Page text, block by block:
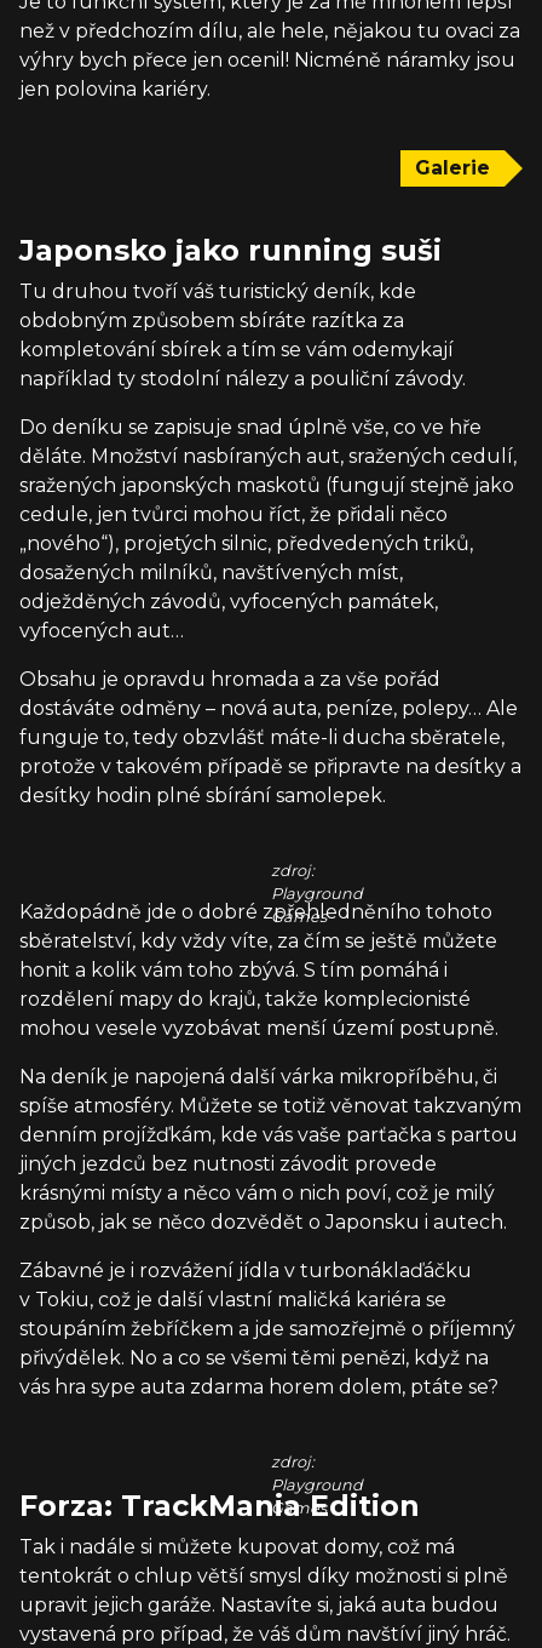
než v předchozím dílu, ale hele, nějakou tu ovaci za
výhry bych přece jen ocenil! Nicméně náramky jsou
jen polovina kariéry.
Galerie
Japonsko jako running suši
Tu druhou tvoří váš turistický deník, kde
obdobným způsobem sbíráte razítka za
kompletování sbírek a tím se vám odemykají
například ty stodolní nálezy a pouliční závody.
Do deníku se zapisuje snad úplně vše, co ve hře
děláte. Množství nasbíraných aut, sražených cedulí,
sražených japonských maskotů (fungují stejně jako
cedule, jen tvůrci mohou říct, že přidali něco
„nového“), projetých silnic, předvedených triků,
dosažených milníků, navštívených míst,
odježděných závodů, vyfocených památek,
vyfocených aut…
Obsahu je opravdu hromada a za vše pořád
dostáváte odměny – nová auta, peníze, polepy… Ale
funguje to, tedy obzvlášť máte-li ducha sběratele,
protože v takovém případě se připravte na desítky a
desítky hodin plné sbírání samolepek.
zdroj:
Playground
Games
Každopádně jde o dobré zpřehledněního tohoto
sběratelství, kdy vždy víte, za čím se ještě můžete
honit a kolik vám toho zbývá. S tím pomáhá i
rozdělení mapy do krajů, takže komplecionisté
mohou vesele vyzobávat menší území postupně.
Na deník je napojená další várka mikropříběhu, či
spíše atmosféry. Můžete se totiž věnovat takzvaným
denním projížďkám, kde vás vaše parťačka s partou
jiných jezdců bez nutnosti závodit provede
krásnými místy a něco vám o nich poví, což je milý
způsob, jak se něco dozvědět o Japonsku i autech.
Zábavné je i rozvážení jídla v turbonáklaďáčku
v Tokiu, což je další vlastní maličká kariéra se
stoupáním žebříčkem a jde samozřejmě o příjemný
přivýdělek. No a co se všemi těmi penězi, když na
vás hra sype auta zdarma horem dolem, ptáte se?
zdroj:
Playground
Games
Forza: TrackMania Edition
Tak i nadále si můžete kupovat domy, což má
tentokrát o chlup větší smysl díky možnosti si plně
upravit jejich garáže. Nastavíte si, jaká auta budou
vystavená pro případ, že váš dům navštíví jiný hráč.